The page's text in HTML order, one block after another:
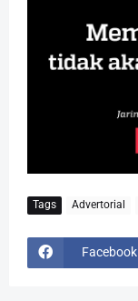
Tags Advertorial
Facebook